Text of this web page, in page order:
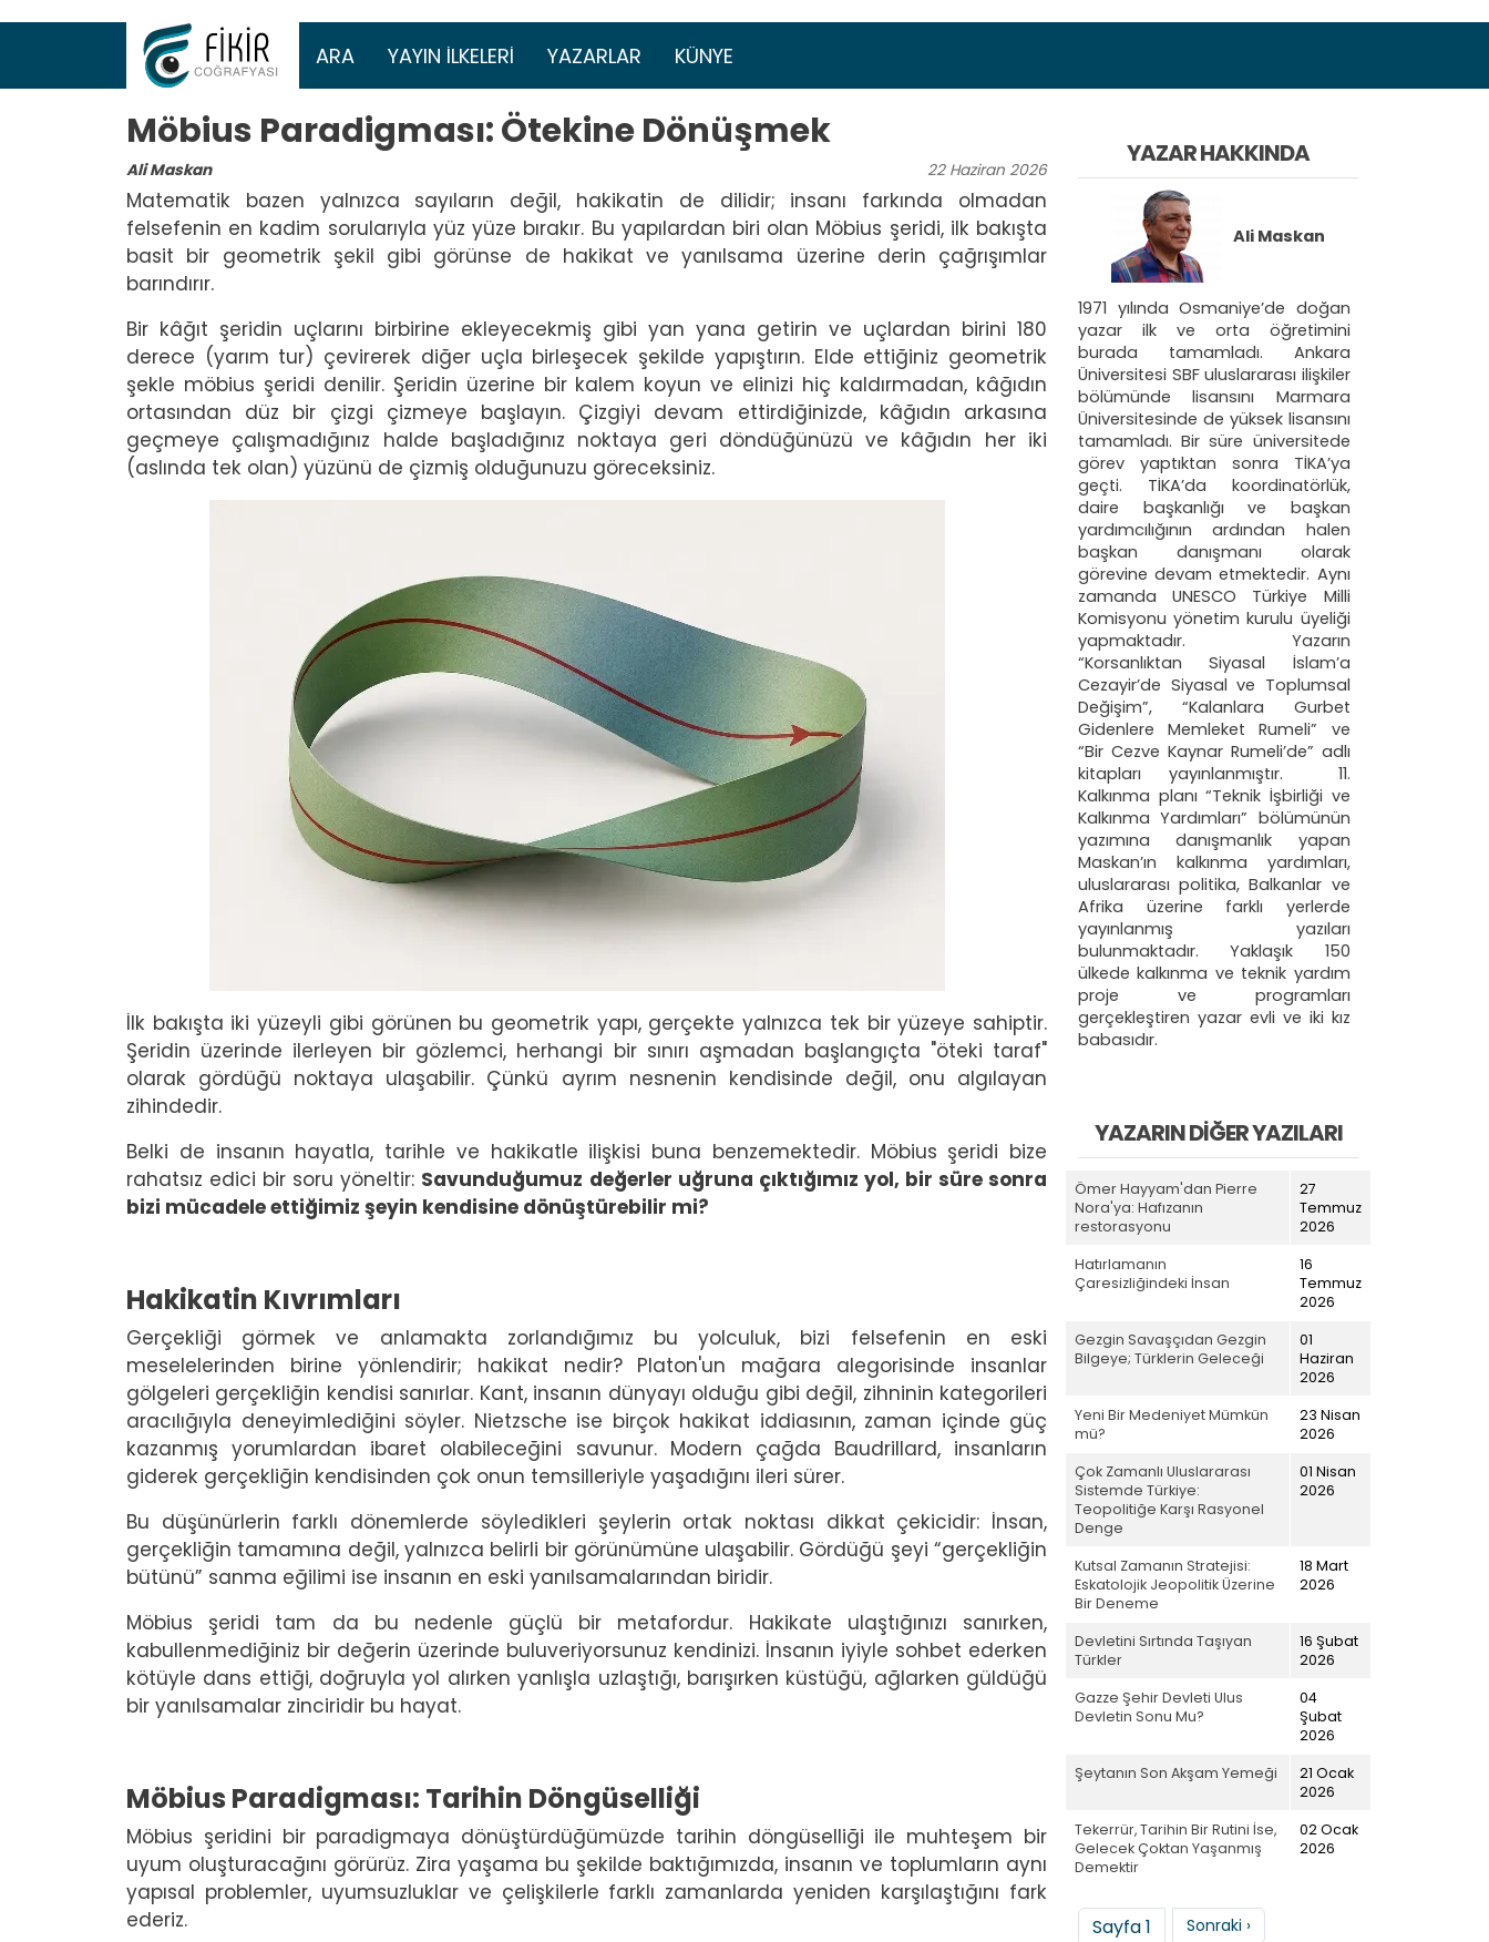
Ana gezinti menüsü
ARA YAYIN İLKELERI YAZARLAR KÜNYE
Möbius Paradigması: Ötekine Dönüşmek
Ali Maskan 22 Haziran 2026
Matematik bazen yalnızca sayıların değil, hakikatin de dilidir; insanı farkında olmadan
felsefenin en kadim sorularıyla yüz yüze bırakır. Bu yapılardan biri olan Möbius şeridi, ilk bakışta
basit bir geometrik şekil gibi görünse de hakikat ve yanılsama üzerine derin çağrışımlar
barındırır.
Bir kâğıt şeridin uçlarını birbirine ekleyecekmiş gibi yan yana getirin ve uçlardan birini 180
derece (yarım tur) çevirerek diğer uçla birleşecek şekilde yapıştırın. Elde ettiğiniz geometrik
şekle möbius şeridi denilir. Şeridin üzerine bir kalem koyun ve elinizi hiç kaldırmadan, kâğıdın
ortasından düz bir çizgi çizmeye başlayın. Çizgiyi devam ettirdiğinizde, kâğıdın arkasına
geçmeye çalışmadığınız halde başladığınız noktaya geri döndüğünüzü ve kâğıdın her iki
(aslında tek olan) yüzünü de çizmiş olduğunuzu göreceksiniz.
İlk bakışta iki yüzeyli gibi görünen bu geometrik yapı, gerçekte yalnızca tek bir yüzeye sahiptir.
Şeridin üzerinde ilerleyen bir gözlemci, herhangi bir sınırı aşmadan başlangıçta "öteki taraf"
olarak gördüğü noktaya ulaşabilir. Çünkü ayrım nesnenin kendisinde değil, onu algılayan
zihindedir.
Belki de insanın hayatla, tarihle ve hakikatle ilişkisi buna benzemektedir. Möbius şeridi bize
rahatsız edici bir soru yöneltir: Savunduğumuz değerler uğruna çıktığımız yol, bir süre sonra
bizi mücadele ettiğimiz şeyin kendisine dönüştürebilir mi?
Hakikatin Kıvrımları
Gerçekliği görmek ve anlamakta zorlandığımız bu yolculuk, bizi felsefenin en eski
meselelerinden birine yönlendirir; hakikat nedir? Platon'un mağara alegorisinde insanlar
gölgeleri gerçekliğin kendisi sanırlar. Kant, insanın dünyayı olduğu gibi değil, zihninin kategorileri
aracılığıyla deneyimlediğini söyler. Nietzsche ise birçok hakikat iddiasının, zaman içinde güç
kazanmış yorumlardan ibaret olabileceğini savunur. Modern çağda Baudrillard, insanların
giderek gerçekliğin kendisinden çok onun temsilleriyle yaşadığını ileri sürer.
Bu düşünürlerin farklı dönemlerde söyledikleri şeylerin ortak noktası dikkat çekicidir: İnsan,
gerçekliğin tamamına değil, yalnızca belirli bir görünümüne ulaşabilir. Gördüğü şeyi “gerçekliğin
bütünü” sanma eğilimi ise insanın en eski yanılsamalarından biridir.
Möbius şeridi tam da bu nedenle güçlü bir metafordur. Hakikate ulaştığınızı sanırken,
kabullenmediğiniz bir değerin üzerinde buluveriyorsunuz kendinizi. İnsanın iyiyle sohbet ederken
kötüyle dans ettiği, doğruyla yol alırken yanlışla uzlaştığı, barışırken küstüğü, ağlarken güldüğü
bir yanılsamalar zinciridir bu hayat.
Möbius Paradigması: Tarihin Döngüselliği
Möbius şeridini bir paradigmaya dönüştürdüğümüzde tarihin döngüselliği ile muhteşem bir
uyum oluşturacağını görürüz. Zira yaşama bu şekilde baktığımızda, insanın ve toplumların aynı
yapısal problemler, uyumsuzluklar ve çelişkilerle farklı zamanlarda yeniden karşılaştığını fark
ederiz.
YAZAR HAKKINDA
Ali Maskan
1971 yılında Osmaniye’de doğan
yazar ilk ve orta öğretimini
burada tamamladı. Ankara
Üniversitesi SBF uluslararası ilişkiler
bölümünde lisansını Marmara
Üniversitesinde de yüksek lisansını
tamamladı. Bir süre üniversitede
görev yaptıktan sonra TİKA’ya
geçti. TİKA’da koordinatörlük,
daire başkanlığı ve başkan
yardımcılığının ardından halen
başkan danışmanı olarak
görevine devam etmektedir. Aynı
zamanda UNESCO Türkiye Milli
Komisyonu yönetim kurulu üyeliği
yapmaktadır. Yazarın
“Korsanlıktan Siyasal İslam’a
Cezayir’de Siyasal ve Toplumsal
Değişim”, “Kalanlara Gurbet
Gidenlere Memleket Rumeli” ve
“Bir Cezve Kaynar Rumeli’de” adlı
kitapları yayınlanmıştır. 11.
Kalkınma planı “Teknik İşbirliği ve
Kalkınma Yardımları” bölümünün
yazımına danışmanlık yapan
Maskan’ın kalkınma yardımları,
uluslararası politika, Balkanlar ve
Afrika üzerine farklı yerlerde
yayınlanmış yazıları
bulunmaktadır. Yaklaşık 150
ülkede kalkınma ve teknik yardım
proje ve programları
gerçekleştiren yazar evli ve iki kız
babasıdır.
YAZARIN DIĞER YAZILARI
Ömer Hayyam'dan Pierre
Nora'ya: Hafızanın
restorasyonu
27
Temmuz
2026
Hatırlamanın
Çaresizliğindeki İnsan
16
Temmuz
2026
Gezgin Savaşçıdan Gezgin
Bilgeye; Türklerin Geleceği
01
Haziran
2026
Yeni Bir Medeniyet Mümkün
mü?
23 Nisan
2026
Çok Zamanlı Uluslararası
Sistemde Türkiye:
Teopolitiğe Karşı Rasyonel
Denge
01 Nisan
2026
Kutsal Zamanın Stratejisi:
Eskatolojik Jeopolitik Üzerine
Bir Deneme
18 Mart
2026
Devletini Sırtında Taşıyan
Türkler
16 Şubat
2026
Gazze Şehir Devleti Ulus
Devletin Sonu Mu?
04
Şubat
2026
Şeytanın Son Akşam Yemeği
21 Ocak
2026
Tekerrür, Tarihin Bir Rutini İse,
Gelecek Çoktan Yaşanmış
Demektir
02 Ocak
2026
Sayfalama
Sayfa 1 Sonraki sayfa
Sonraki ›